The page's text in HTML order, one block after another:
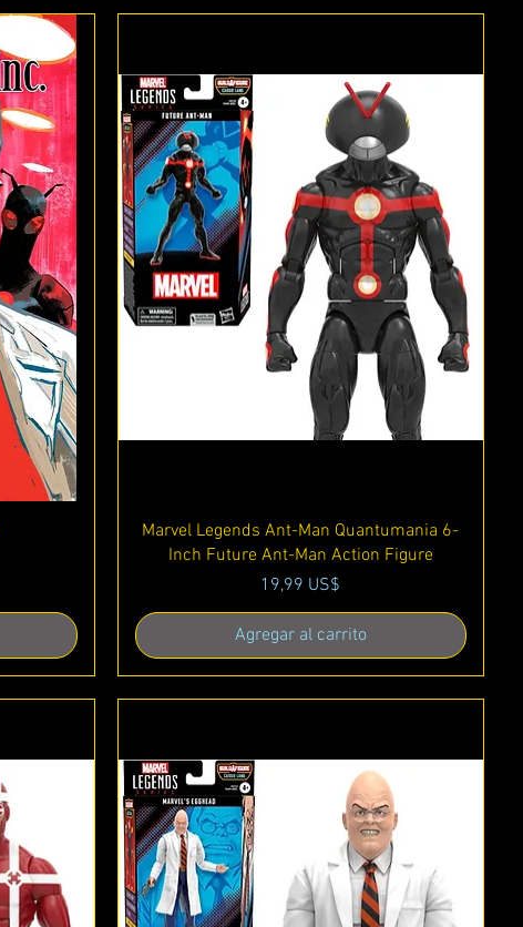
Vista rápida
Marvel Legends Ant-Man Quantumania 6-
Inch Future Ant-Man Action Figure
Precio
19,99 US$
Agregar al carrito